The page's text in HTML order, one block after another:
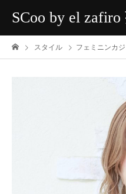
SCoo by el
スタイル フェミニンカ